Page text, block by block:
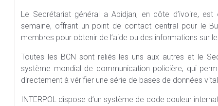
Le Secrétariat général a Abidjan, en côte d’ivoire,
semaine, offrant un point de contact central pour le
membres pour obtenir de l’aide ou des informations sur
Toutes les BCN sont reliés les uns aux autres et le
système mondial de communication policière, qui
directement à vérifier une série de bases de données
INTERPOL dispose d’un système de code couleur